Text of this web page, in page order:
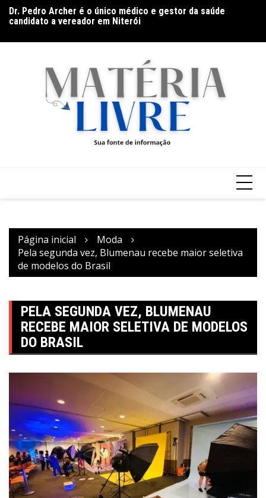
para
conteúdo
Dr. Pedro Archer é o único médico e gestor da saúde
candidato a vereador em Niterói
Documentário CONTRACENA foi exibido na UFU, no
Página inicial
Moda
Pela segunda vez, Blumenau recebe maior seletiva
de modelos do Brasil
PELA SEGUNDA VEZ, BLUMENAU
RECEBE MAIOR SELETIVA DE MODELOS
DO BRASIL